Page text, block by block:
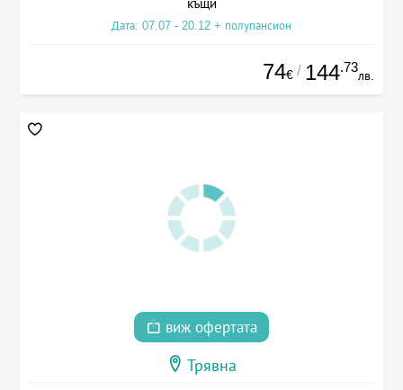
Дата: 07.07 - 20.12 + полупансион
74€ / 144.73
лв.
виж офертата
Трявна